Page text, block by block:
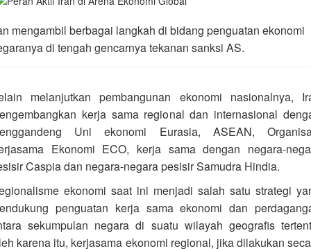
mengambil berbagai langkah di bidang penguatan ekonomi
di tengah gencarnya tekanan sanksi AS.
melanjutkan pembangunan ekonomi nasionalnya,
kerja sama regional dan internasional
Uni ekonomi Eurasia, ASEAN,
Ekonomi ECO, kerja sama dengan negara-
Caspia dan negara-negara pesisir Samudra Hindia.
ekonomi saat ini menjadi salah satu strategi
penguatan kerja sama ekonomi dan
sekumpulan negara di suatu wilayah geografis
karena itu, kerjasama ekonomi regional, jika dilakukan